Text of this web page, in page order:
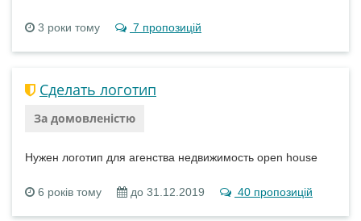
3 роки тому 7 пропозицій
Сделать логотип
За домовленістю
Нужен логотип для агенства недвижимость open house
6 років тому до 31.12.2019 40 пропозицій